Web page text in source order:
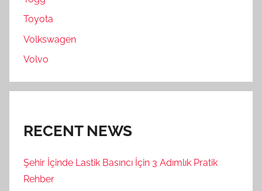
Toyota
Volkswagen
Volvo
RECENT NEWS
Şehir İçinde Lastik Basıncı İçin 3 Adımlık Pratik
Rehber